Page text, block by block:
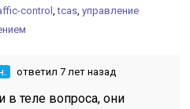
control,tcas,управление
ответил 7 лет назад
в теле вопроса, они